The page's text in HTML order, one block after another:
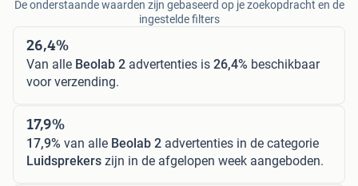
De onderstaande waarden zijn gebaseerd op je zoekopdracht en de
ingestelde filters
26,4%
Van alle Beolab 2 advertenties is 26,4% beschikbaar
voor verzending.
17,9%
17,9% van alle Beolab 2 advertenties in de categorie
Luidsprekers zijn in de afgelopen week aangeboden.